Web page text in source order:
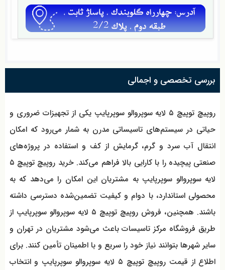
بررسی تخصصی و اجمالی
روپیچ توپیچ ۵ لایه سوپروالو سوپرپایپ یکی از تجهیزات ضروری و
حیاتی در سیستم‌های تاسیساتی مدرن به شمار می‌رود که امکان
انتقال آب سرد و گرم، گرمایش از کف و استفاده در پروژه‌های
صنعتی پیچیده را با کارایی بالا فراهم می‌کند. خرید روپیچ توپیچ ۵
لایه سوپروالو سوپرپایپ به مشتریان این امکان را می‌دهد که به
محصولی استاندارد، با دوام و کیفیت تضمین‌شده دسترسی داشته
باشند. همچنین، فروش روپیچ توپیچ ۵ لایه سوپروالو سوپرپایپ از
طریق فروشگاه مرکز تاسیسات باعث می‌شود مشتریان در تهران و
سایر شهرها بتوانند نیاز خود را سریع و با اطمینان تأمین کنند. برای
اطلاع از قیمت روپیچ توپیچ ۵ لایه سوپروالو سوپرپایپ و انتخاب